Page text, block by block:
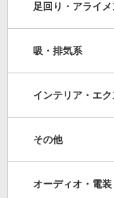
足回り・アライメ
吸・排気系
インテリア・エ
その他
オーディオ・電装